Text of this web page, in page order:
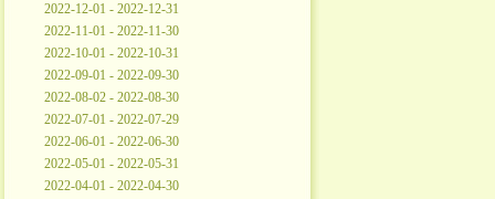
2022-12-01 - 2022-12-31
2022-11-01 - 2022-11-30
2022-10-01 - 2022-10-31
2022-09-01 - 2022-09-30
2022-08-02 - 2022-08-30
2022-07-01 - 2022-07-29
2022-06-01 - 2022-06-30
2022-05-01 - 2022-05-31
2022-04-01 - 2022-04-30